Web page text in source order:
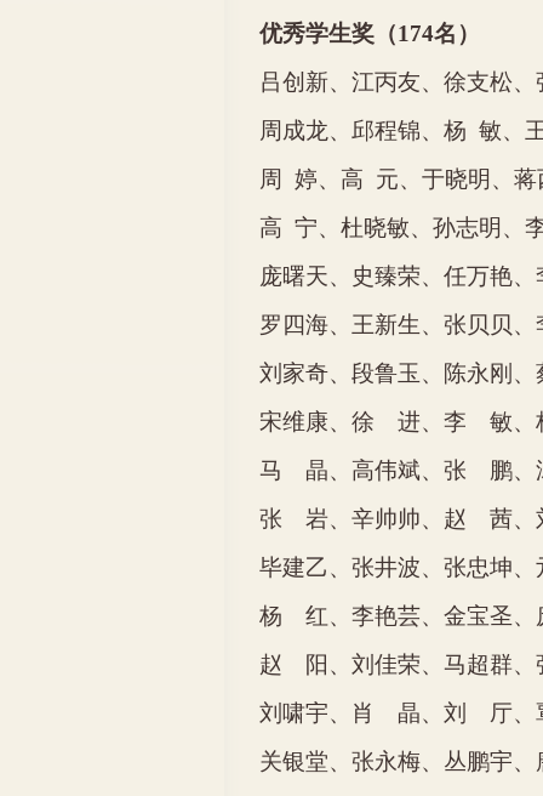
优秀学生奖（174名）
吕创新、江丙友、徐支松
周成龙、邱程锦、杨 敏、
周
婷、高 元、于晓明、
高 宁、杜晓敏、孙志明、
庞曙天、史臻荣、任万艳
罗四海、王新生、张贝贝
刘家奇、段鲁玉、陈永刚
宋维康、徐 进、李 敏、
马 晶、高伟斌、张 鹏、
张 岩、辛帅帅、赵 茜、
毕建乙、张井波、张忠坤
杨 红、李艳芸、金宝圣
赵 阳、刘佳荣、马超群
刘啸宇、肖 晶、刘 厅、
关银堂、张永梅、丛鹏宇